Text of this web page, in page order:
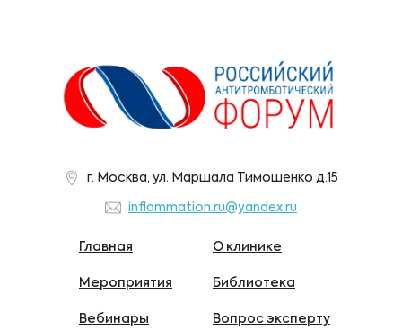
г. Москва, ул. Маршала Тимошенко д.15
inflammation.ru@yandex.ru
Главная
Мероприятия
Вебинары
О клинике
Библиотека
Вопрос эксперту